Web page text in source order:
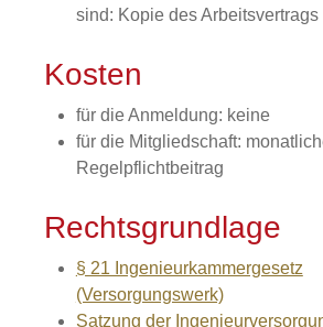
sind: Kopie des Arbeitsvertrags
Kosten
für die Anmeldung: keine
für die Mitgliedschaft:
Regelpflichtbeitrag
Rechtsgrundlage
§ 21 Ingenieurkammergesetz
(Versorgungswerk)
Satzung der